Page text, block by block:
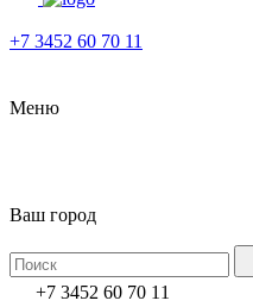
+7 3452 60 70 11
Меню
Ваш город
+7 3452 60 70 11